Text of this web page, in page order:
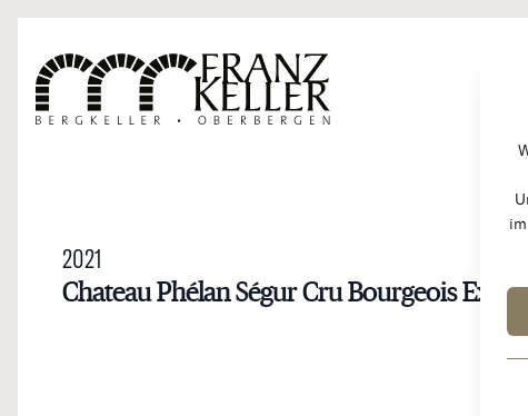
2021
Chateau Phélan Ségur Cru Bourgeois